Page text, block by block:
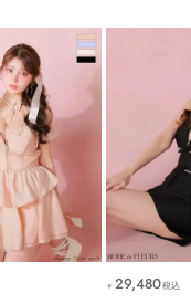
￥ 29,480税込